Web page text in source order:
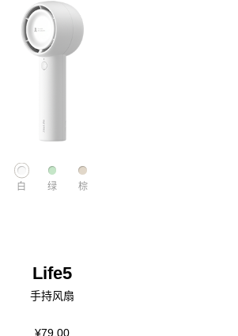
白 绿 棕
Life5
手持风扇
¥79.00